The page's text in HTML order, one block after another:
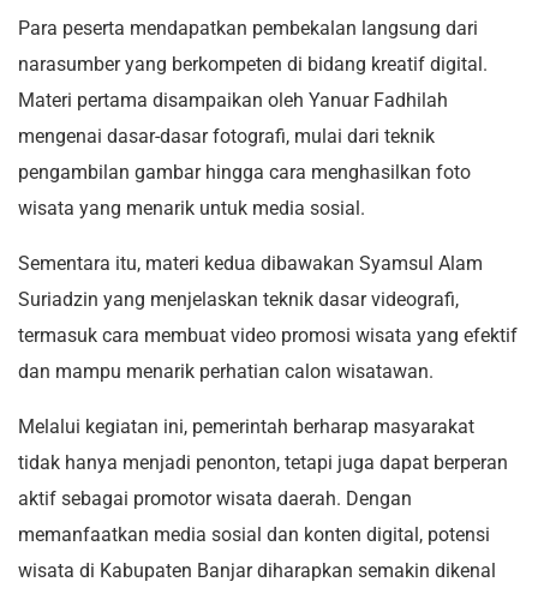
Para peserta mendapatkan pembekalan langsung dari
narasumber yang berkompeten di bidang kreatif digital.
Materi pertama disampaikan oleh Yanuar Fadhilah
mengenai dasar-dasar fotografi, mulai dari teknik
pengambilan gambar hingga cara menghasilkan foto
wisata yang menarik untuk media sosial.
Sementara itu, materi kedua dibawakan Syamsul Alam
Suriadzin yang menjelaskan teknik dasar videografi,
termasuk cara membuat video promosi wisata yang efektif
dan mampu menarik perhatian calon wisatawan.
Melalui kegiatan ini, pemerintah berharap masyarakat
tidak hanya menjadi penonton, tetapi juga dapat berperan
aktif sebagai promotor wisata daerah. Dengan
memanfaatkan media sosial dan konten digital, potensi
wisata di Kabupaten Banjar diharapkan semakin dikenal